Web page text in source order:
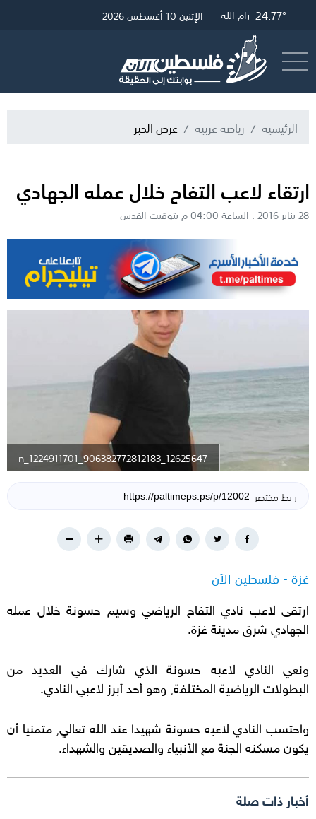
26.65° غزة 25.01° القدس 24.77° رام الله الإثنين 10 أغسطس 2026
الرئيسية رياضة عربية عرض الخبر
ارتقاء لاعب التفاح خلال عمله الجهادي
28 يناير 2016 . الساعة 04:00 م بتوقيت القدس
12625647_906382772812183_1224911701_n
رابط مختصر
غزة - فلسطين الآن
ارتقى لاعب نادي التفاح الرياضي وسيم حسونة خلال عمله
الجهادي شرق مدينة غزة.
ونعي النادي لاعبه حسونة الذي شارك في العديد من
البطولات الرياضية المختلفة, وهو أحد أبرز لاعبي النادي.
واحتسب النادي لاعبه حسونة شهيدا عند الله تعالي, متمنيا أن
يكون مسكنه الجنة مع الأنبياء والصديقين والشهداء.
أخبار ذات صلة